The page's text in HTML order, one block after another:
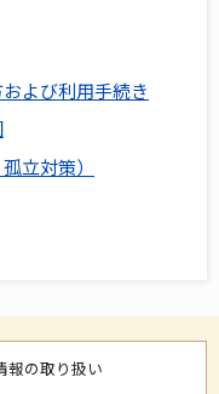
よび利用手続き
立対策）
報の取り扱い